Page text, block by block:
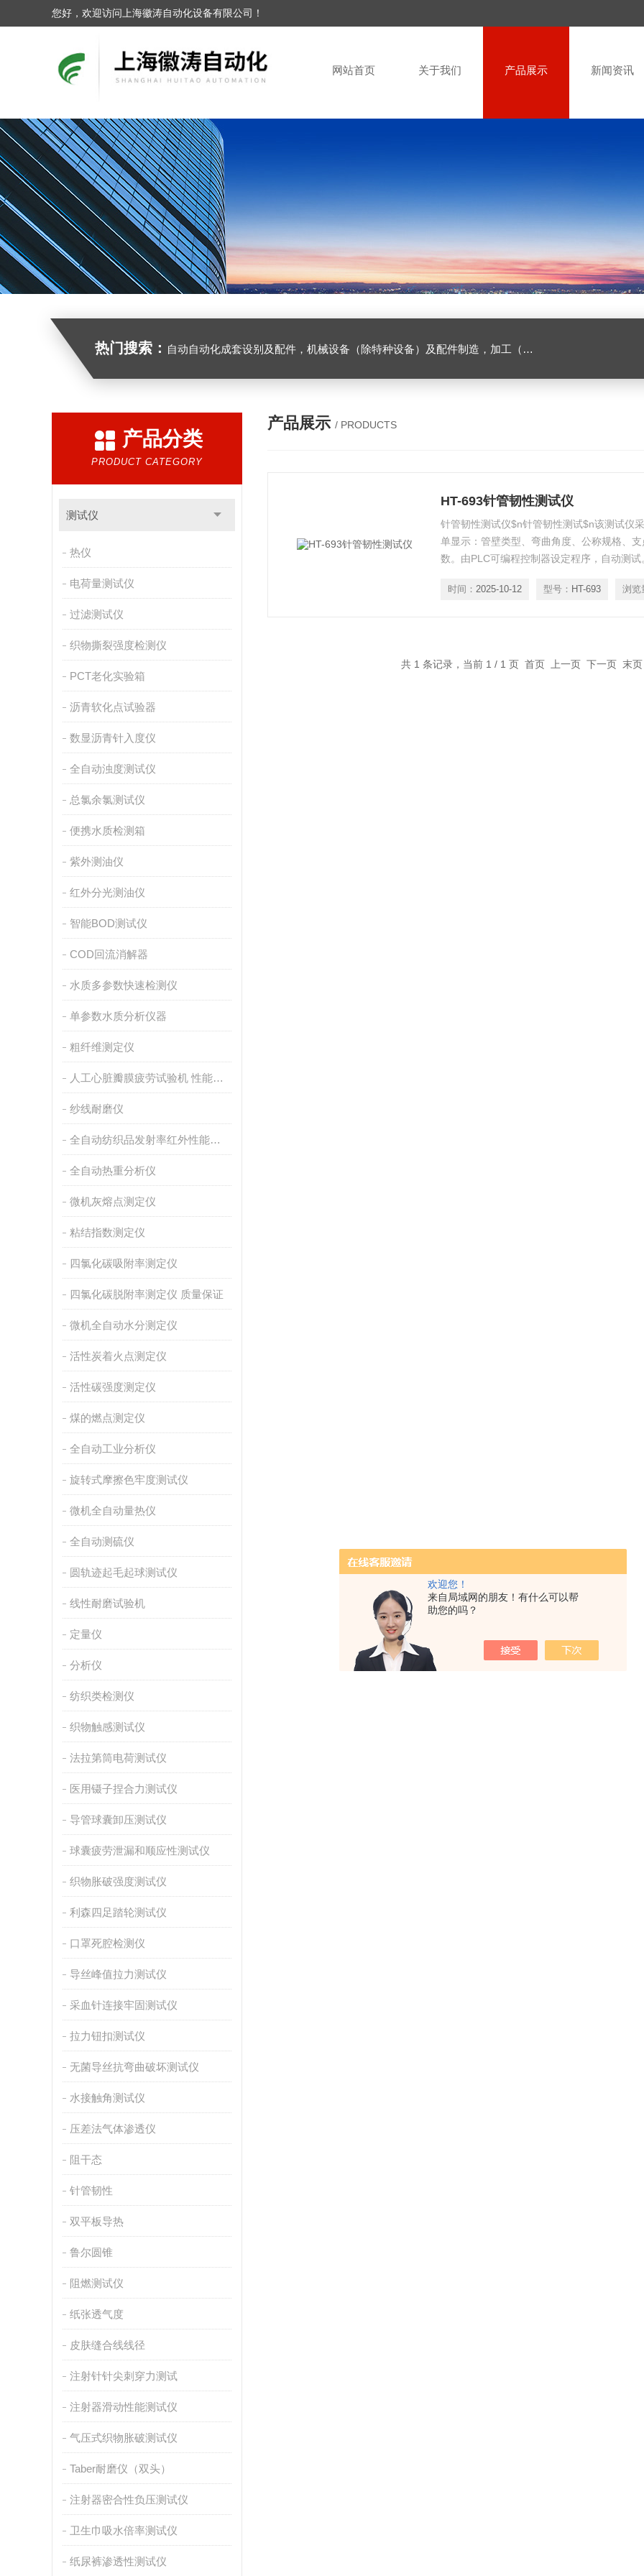
欢迎您！
来自局域网的朋友！有什么可以帮
助您的吗？
您好，欢迎访问上海徽涛自动化设备有限公司！
网站首页 关于我们 产品展示 新闻资讯
热门搜索： 自动自动化成套设别及配件，机械设备（除特种设备）及配件制造，加工（以上限分支机构经营），设计，批发，零售，模具，五金制品，工具加工（限分支机构经营），设计，批发，零售。五金交电，金属材料，金属制品，不锈钢制品，建筑材料，钢材，橡塑制品，环保设备，润滑剂，汽车配件，摩托车配件的批发，零售。（企业经营涉及行政许可的，凭许可证件经营）化成套设别及配件，机械设备（除特种设备）及配件制造，加工（以上限分支机构经营），设计，批发，零售，模具，五金制品，工具加工（限分支机构经营），设计，批发，零售。五金交电，金属材料，金属制品，不锈钢制品，建筑材料，钢材，橡塑制品，环保设备，润滑剂，汽车配件，摩托车配件的批发，零售。（企业经营涉及行政许可的，凭许可证件经营）
产品分类
PRODUCT CATEGORY
测试仪
热仪
电荷量测试仪
过滤测试仪
织物撕裂强度检测仪
PCT老化实验箱
沥青软化点试验器
数显沥青针入度仪
全自动浊度测试仪
总氯余氯测试仪
便携水质检测箱
紫外测油仪
红外分光测油仪
智能BOD测试仪
COD回流消解器
水质多参数快速检测仪
单参数水质分析仪器
粗纤维测定仪
人工心脏瓣膜疲劳试验机 性能稳定
纱线耐磨仪
全自动纺织品发射率红外性能分析
全自动热重分析仪
微机灰熔点测定仪
粘结指数测定仪
四氯化碳吸附率测定仪
四氯化碳脱附率测定仪 质量保证
微机全自动水分测定仪
活性炭着火点测定仪
活性碳强度测定仪
煤的燃点测定仪
全自动工业分析仪
旋转式摩擦色牢度测试仪
微机全自动量热仪
全自动测硫仪
圆轨迹起毛起球测试仪
线性耐磨试验机
定量仪
分析仪
纺织类检测仪
织物触感测试仪
法拉第筒电荷测试仪
医用镊子捏合力测试仪
导管球囊卸压测试仪
球囊疲劳泄漏和顺应性测试仪
织物胀破强度测试仪
利森四足踏轮测试仪
口罩死腔检测仪
导丝峰值拉力测试仪
采血针连接牢固测试仪
拉力钮扣测试仪
无菌导丝抗弯曲破坏测试仪
水接触角测试仪
压差法气体渗透仪
阻干态
针管韧性
双平板导热
鲁尔圆锥
阻燃测试仪
纸张透气度
皮肤缝合线线径
注射针针尖刺穿力测试
注射器滑动性能测试仪
气压式织物胀破测试仪
Taber耐磨仪（双头）
注射器密合性负压测试仪
卫生巾吸水倍率测试仪
纸尿裤渗透性测试仪
产品展示 / PRODUCTS
HT-693针管韧性测试仪
针管韧性测试仪$n针管韧性测试$n该测试仪
单显示：管壁类型、弯曲角度、公称规格、
数。由PLC可编程控制器设定程序，自动测试
时间： 2025-10-12 型号： HT-693 浏览
共 1 条记录，当前 1 / 1 页 首页 上一页 下一页 末